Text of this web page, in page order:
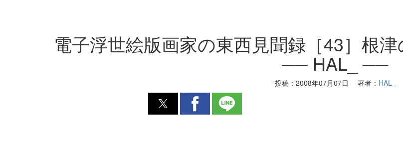
電子浮世絵版画家の東西見聞録［43］根
── HAL_ ──
投稿： 2008年07月07日 著者： HAL_